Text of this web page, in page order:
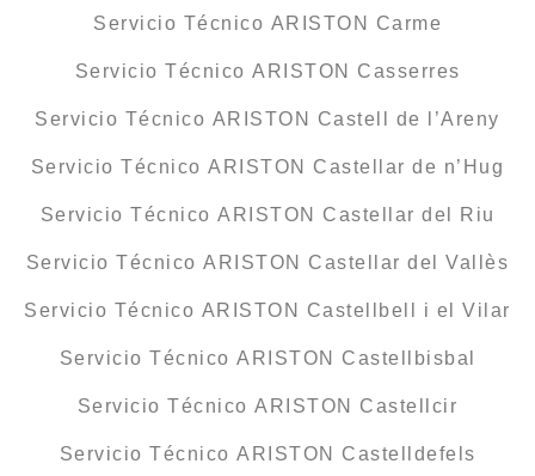
Servicio Técnico ARISTON Carme
Servicio Técnico ARISTON Casserres
Servicio Técnico ARISTON Castell de l’Areny
Servicio Técnico ARISTON Castellar de n’Hug
Servicio Técnico ARISTON Castellar del Riu
Servicio Técnico ARISTON Castellar del Vallès
Servicio Técnico ARISTON Castellbell i el Vilar
Servicio Técnico ARISTON Castellbisbal
Servicio Técnico ARISTON Castellcir
Servicio Técnico ARISTON Castelldefels